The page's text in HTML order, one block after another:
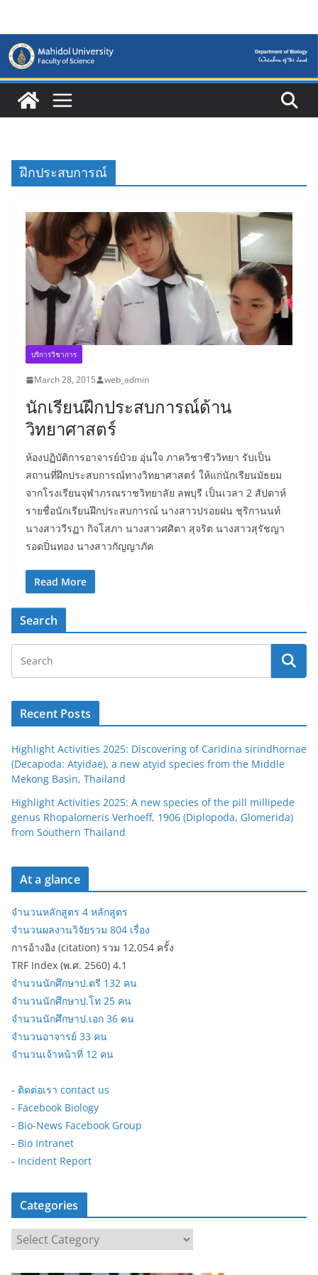
content
ฝึกประสบการณ์
บริการวิชาการ
March 28, 2015 web_admin
นักเรียนฝึกประสบการณ์ด้าน
วิทยาศาสตร์
ห้องปฏิบัติการอาจารย์ป๋วย อุ่นใจ ภาควิชาชีววิทยา รับเป็น
สถานที่ฝึกประสบการณ์ทางวิทยาศาสตร์ ให้แก่นักเรียนมัธยม
จากโรงเรียนจุฬาภรณราชวิทยาลัย ลพบุรี เป็นเวลา 2 สัปดาห์
รายชื่อนักเรียนฝึกประสบการณ์ นางสาวปรอยฝน ชุริกานนท์
นางสาววีรฏา กิจโสภา นางสาวศศิตา สุจริต นางสาวสุรัชญา
รอดปิ่นทอง นางสาวกัญญาภัค
Read More
Search
Recent Posts
Highlight Activities 2025: Discovering of Caridina sirindhornae
(Decapoda: Atyidae), a new atyid species from the Middle
Mekong Basin, Thailand
Highlight Activities 2025: A new species of the pill millipede
genus Rhopalomeris Verhoeff, 1906 (Diplopoda, Glomerida)
from Southern Thailand
At a glance
จำนวนหลักสูตร 4 หลักสูตร
จำนวนผลงานวิจัยรวม 804 เรื่อง
การอ้างอิง (citation) รวม 12,054 ครั้ง
TRF Index (พ.ศ. 2560) 4.1
จำนวนนักศึกษาป.ตรี 132 คน
จำนวนนักศึกษาป.โท 25 คน
จำนวนนักศึกษาป.เอก 36 คน
จำนวนอาจารย์ 33 คน
จำนวนเจ้าหน้าที่ 12 คน
- ติดต่อเรา contact us
- Facebook Biology
- Bio-News Facebook Group
- Bio Intranet
- Incident Report
Categories
a